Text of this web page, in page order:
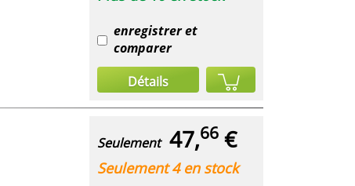
enregistrer et
comparer
Détails
Seulement 47,66 €
Seulement 4 en stock